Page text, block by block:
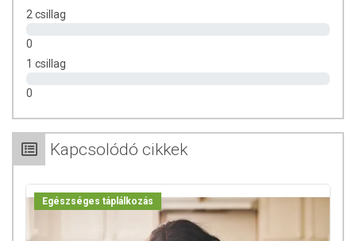
2 csillag
0
1 csillag
0
Kapcsolódó cikkek
Egészséges táplálkozás